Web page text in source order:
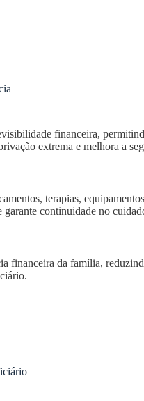
financeira,
extrema e melhora a
terapias,
garante continuidade no
financeira da família,